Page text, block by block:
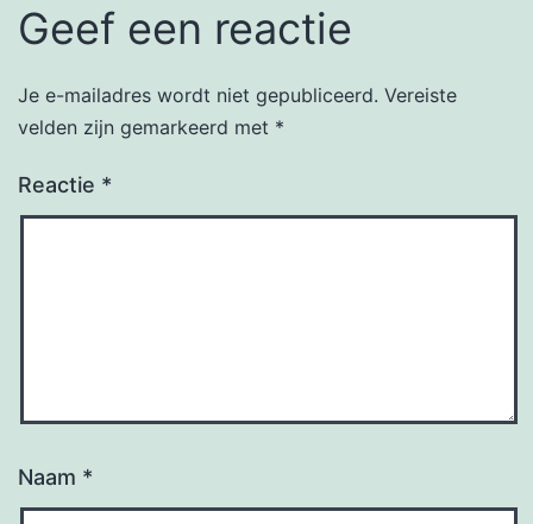
Geef een reactie
Je e-mailadres wordt niet gepubliceerd. Vereiste
velden zijn gemarkeerd met *
Reactie *
Naam *